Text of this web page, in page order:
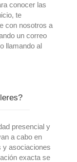
conocer las
te
con nosotros a
un correo
o llamando al
presencial y
a cabo en
y asociaciones
exacta se